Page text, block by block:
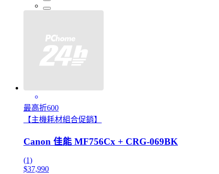
最高折600
【主機耗材組合促銷】
Canon 佳能 MF756Cx + CRG-069BK
(1)
$37,990